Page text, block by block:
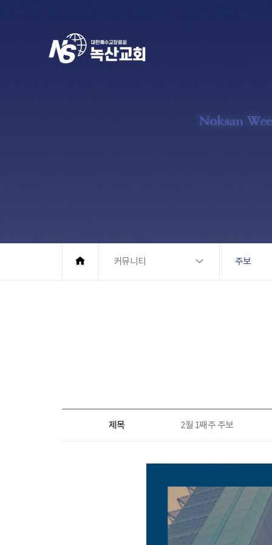
커뮤니티 주보
제목 2월 1째주 주보